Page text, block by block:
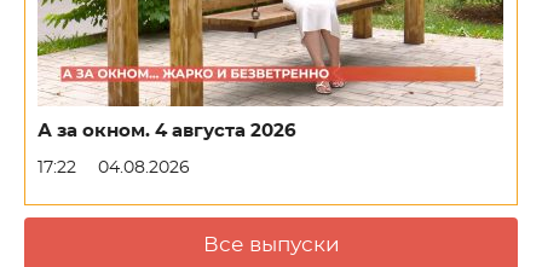
А за окном. 4 августа 2026
17:22 04.08.2026
Все выпуски